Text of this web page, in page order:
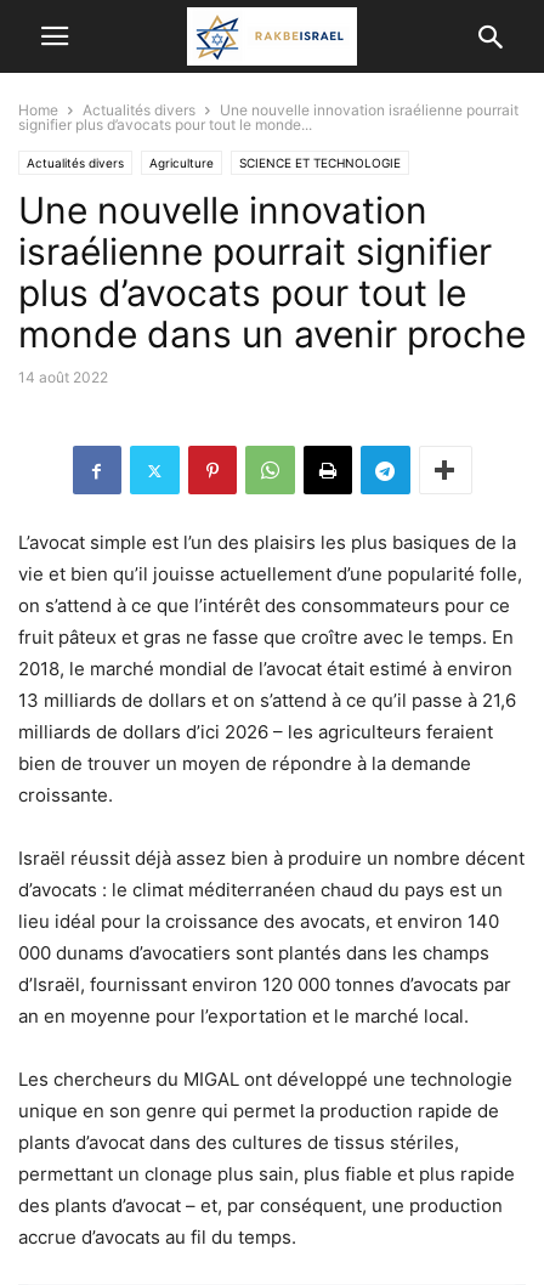
Home Actualités divers
Une nouvelle innovation israélienne pourrait
signifier plus d’avocats pour tout le monde...
Actualités divers Agriculture SCIENCE ET TECHNOLOGIE
Une nouvelle innovation
israélienne pourrait signifier
plus d’avocats pour tout le
monde dans un avenir proche
14 août 2022
L’avocat simple est l’un des plaisirs les plus basiques de la
vie et bien qu’il jouisse actuellement d’une popularité folle,
on s’attend à ce que l’intérêt des consommateurs pour ce
fruit pâteux et gras ne fasse que croître avec le temps. En
2018, le marché mondial de l’avocat était estimé à environ
13 milliards de dollars et on s’attend à ce qu’il passe à 21,6
milliards de dollars d’ici 2026 – les agriculteurs feraient
bien de trouver un moyen de répondre à la demande
croissante.
Israël réussit déjà assez bien à produire un nombre décent
d’avocats : le climat méditerranéen chaud du pays est un
lieu idéal pour la croissance des avocats, et environ 140
000 dunams d’avocatiers sont plantés dans les champs
d’Israël, fournissant environ 120 000 tonnes d’avocats par
an en moyenne pour l’exportation et le marché local.
Les chercheurs du MIGAL ont développé une technologie
unique en son genre qui permet la production rapide de
plants d’avocat dans des cultures de tissus stériles,
permettant un clonage plus sain, plus fiable et plus rapide
des plants d’avocat – et, par conséquent, une production
accrue d’avocats au fil du temps.